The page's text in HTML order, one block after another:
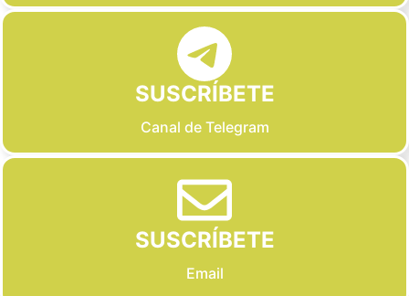
SUSCRÍBETE
Canal de Telegram
SUSCRÍBETE
Email